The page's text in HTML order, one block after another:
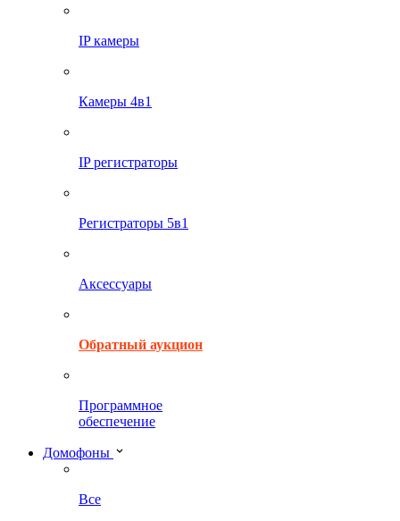
IP камеры
Камеры 4в1
IP регистраторы
Регистраторы 5в1
Аксессуары
Обратный аукцион
Программное
обеспечение
Домофоны
Все